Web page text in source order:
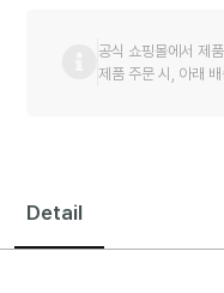
공식 쇼핑몰에서 제
제품 주문 시, 아래
Detail